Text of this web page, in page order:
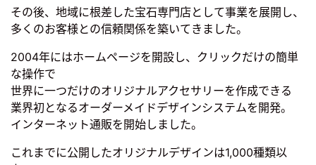
その後、地域に根差した宝石専門店として事業を展開し、
多くのお客様との信頼関係を築いてきました。
2004年にはホームページを開設し、クリックだけの簡単
な操作で
世界に一つだけのオリジナルアクセサリーを作成できる
業界初となるオーダーメイドデザインシステムを開発。
インターネット通販を開始しました。
これまでに公開したオリジナルデザインは1,000種類以